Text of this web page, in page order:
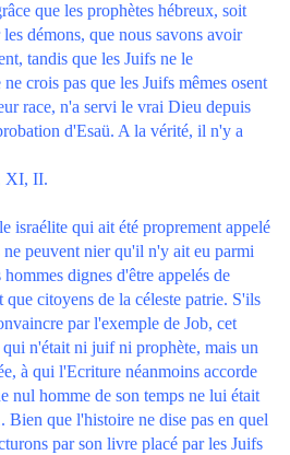
que les prophètes hébreux, soit
démons, que nous savons avoir
tandis que les Juifs ne le
crois pas que les Juifs mêmes osent
race, n'a servi le vrai Dieu depuis
d'Esaü. A la vérité, il n'y a
XI, II.
israélite qui ait été proprement appelé
peuvent nier qu'il n'y ait eu parmi
dignes d'être appelés de
que citoyens de la céleste patrie. S'ils
par l'exemple de Job, cet
n'était ni juif ni prophète, mais un
à qui l'Ecriture néanmoins accorde
nul homme de son temps ne lui était
Bien que l'histoire ne dise pas en quel
par son livre placé par les Juifs